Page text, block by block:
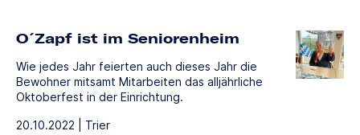
O´Zapf ist im Seniorenheim
Wie jedes Jahr feierten auch dieses Jahr die
Bewohner mitsamt Mitarbeiten das alljährliche
Oktoberfest in der Einrichtung.
20.10.2022 | Trier